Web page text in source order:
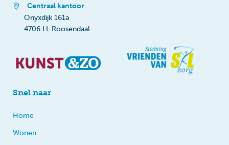
Centraal kantoor
Onyxdijk 161a
4706 LL Roosendaal
Snel naar
Home
Wonen